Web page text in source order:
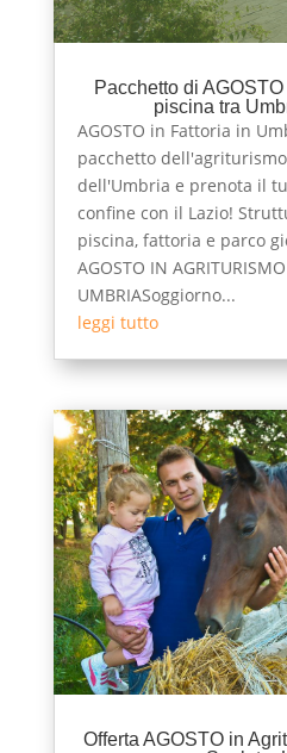
Pacchetto di
piscina tra
AGOSTO in Fattoria in
pacchetto
dell'Umbria e prenota il
confine con il Lazio!
piscina, fattoria e parco
AGOSTO IN
UMBRIASoggiorno...
leggi tutto
Offerta AGOSTO in